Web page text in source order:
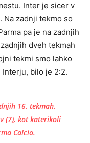
Inter je sicer v
zadnji tekmo so
pa je na zadnjih
dveh tekmah
tekmi smo lahko
bilo je 2:2.
16. tekmah.
(7), kot katerikoli
Calcio.